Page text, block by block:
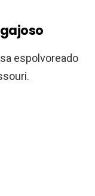
espolvoreado